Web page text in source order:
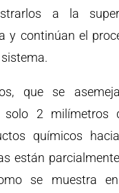
a la
y continúan el
sistema.
que se
solo 2 milímetros
químicos
están
se muestra